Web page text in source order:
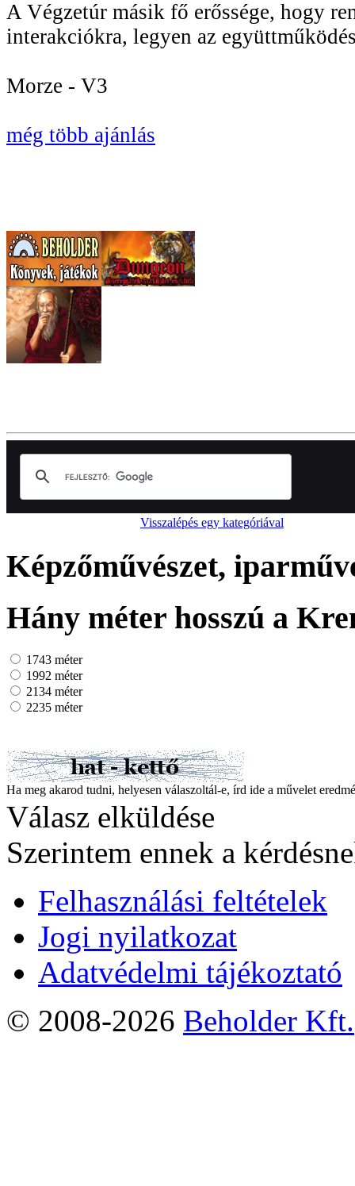
A Végzetúr másik fő erőssége, hogy
interakciókra, legyen az
Morze - V3
még több ajánlás
Visszalépés egy kategóriával
Képzőművészet,
Hány méter hosszú a
1743 méter
1992 méter
2134 méter
2235 méter
Ha meg akarod tudni, helyesen válaszoltál-e, írd ide a művelet
Válasz elküldése
Szerintem ennek a
Felhasználási feltételek
Jogi nyilatkozat
Adatvédelmi tájékoztató
© 2008-2026 Beholder Kft.